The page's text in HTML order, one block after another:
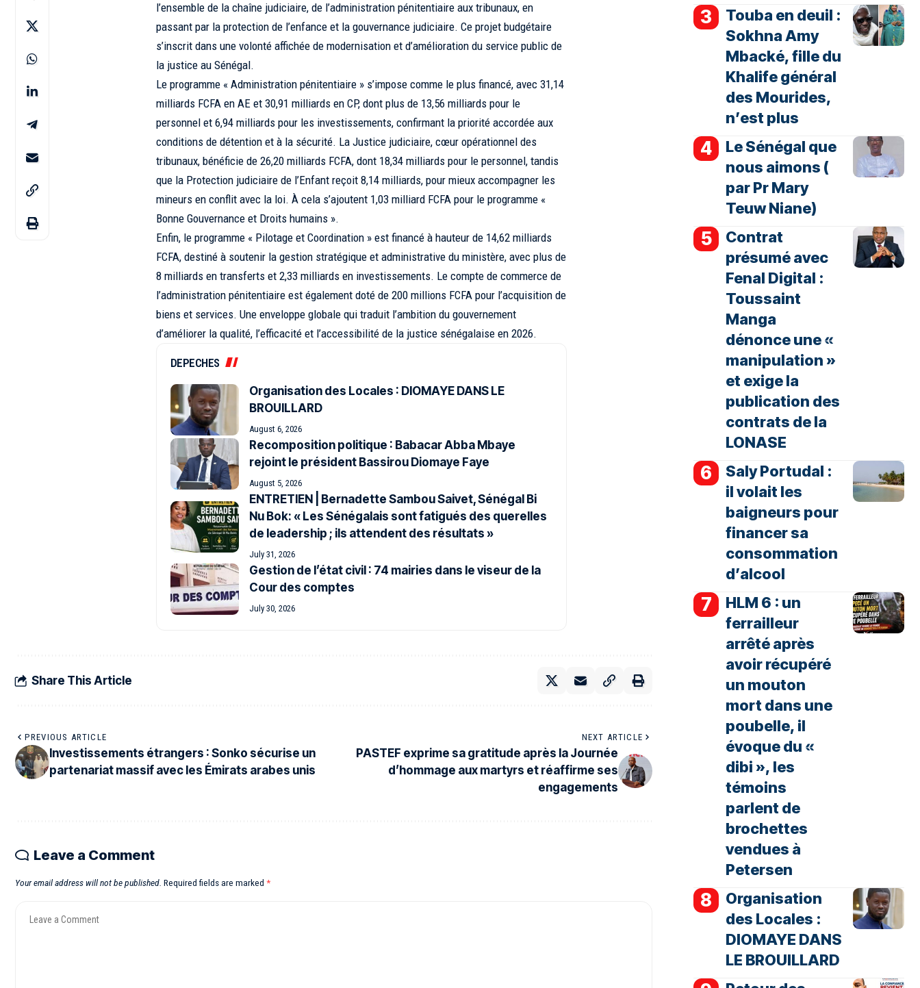
l’ensemble de la chaîne judiciaire, de l’administration pénitentiaire aux tribunaux, en
passant par la protection de l’enfance et la gouvernance judiciaire. Ce projet budgétaire
s’inscrit dans une volonté affichée de modernisation et d’amélioration du service public de
la justice au Sénégal.
Le programme « Administration pénitentiaire » s’impose comme le plus financé, avec 31,14
milliards FCFA en AE et 30,91 milliards en CP, dont plus de 13,56 milliards pour le
personnel et 6,94 milliards pour les investissements, confirmant la priorité accordée aux
conditions de détention et à la sécurité. La Justice judiciaire, cœur opérationnel des
tribunaux, bénéficie de 26,20 milliards FCFA, dont 18,34 milliards pour le personnel, tandis
que la Protection judiciaire de l’Enfant reçoit 8,14 milliards, pour mieux accompagner les
mineurs en conflit avec la loi. À cela s’ajoutent 1,03 milliard FCFA pour le programme «
Bonne Gouvernance et Droits humains ».
Enfin, le programme « Pilotage et Coordination » est financé à hauteur de 14,62 milliards
FCFA, destiné à soutenir la gestion stratégique et administrative du ministère, avec plus de
8 milliards en transferts et 2,33 milliards en investissements. Le compte de commerce de
l’administration pénitentiaire est également doté de 200 millions FCFA pour l’acquisition de
biens et services. Une enveloppe globale qui traduit l’ambition du gouvernement
d’améliorer la qualité, l’efficacité et l’accessibilité de la justice sénégalaise en 2026.
DEPECHES
Organisation des Locales : DIOMAYE DANS LE
BROUILLARD
August 6, 2026
Recomposition politique : Babacar Abba Mbaye
rejoint le président Bassirou Diomaye Faye
August 5, 2026
ENTRETIEN | Bernadette Sambou Saivet, Sénégal Bi
Nu Bok: « Les Sénégalais sont fatigués des querelles
de leadership ; ils attendent des résultats »
July 31, 2026
Gestion de l’état civil : 74 mairies dans le viseur de la
Cour des comptes
July 30, 2026
Share This Article
PREVIOUS ARTICLE
Investissements étrangers : Sonko sécurise un
partenariat massif avec les Émirats arabes unis
NEXT ARTICLE
PASTEF exprime sa gratitude après la Journée
d’hommage aux martyrs et réaffirme ses
engagements
Leave a Comment
Your email address will not be published. Required fields are marked *
Touba en deuil :
Sokhna Amy
Mbacké, fille du
Khalife général
des Mourides,
n’est plus
Le Sénégal que
nous aimons (
par Pr Mary
Teuw Niane)
Contrat
présumé avec
Fenal Digital :
Toussaint
Manga
dénonce une «
manipulation »
et exige la
publication des
contrats de la
LONASE
Saly Portudal :
il volait les
baigneurs pour
financer sa
consommation
d’alcool
HLM 6 : un
ferrailleur
arrêté après
avoir récupéré
un mouton
mort dans une
poubelle, il
évoque du «
dibi », les
témoins
parlent de
brochettes
vendues à
Petersen
Organisation
des Locales :
DIOMAYE DANS
LE BROUILLARD